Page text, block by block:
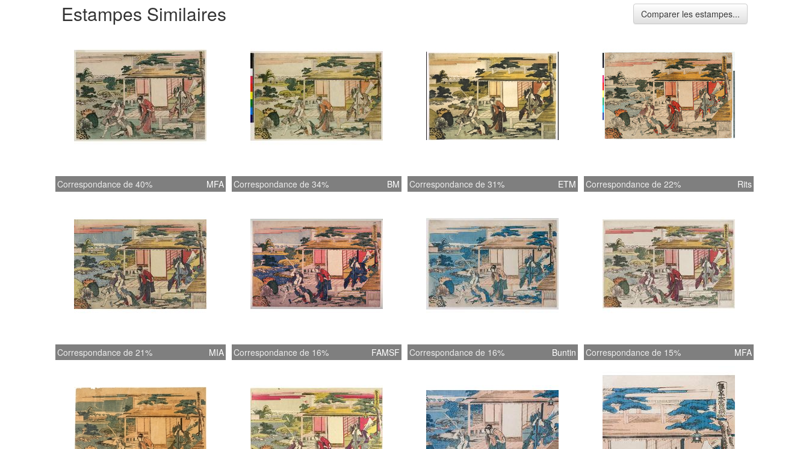
Estampes Similaires Comparer les estampes...
Correspondance de 40% MFA Correspondance de 34% BM Correspondance de 31% ETM Correspondance de 22% Rits
Correspondance de 21% MIA Correspondance de 16% FAMSF Correspondance de 16% Buntin Correspondance de 15% MFA